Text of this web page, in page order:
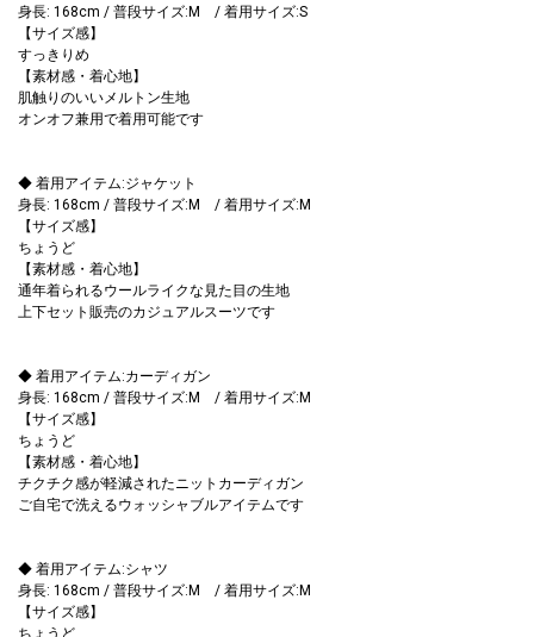
身長: 168cm / 普段サイズ:M / 着用サイズ:S
【サイズ感】
すっきりめ
【素材感・着心地】
肌触りのいいメルトン生地
オンオフ兼用で着用可能です
◆ 着用アイテム:ジャケット
身長: 168cm / 普段サイズ:M / 着用サイズ:M
【サイズ感】
ちょうど
【素材感・着心地】
通年着られるウールライクな見た目の生地
上下セット販売のカジュアルスーツです
◆ 着用アイテム:カーディガン
身長: 168cm / 普段サイズ:M / 着用サイズ:M
【サイズ感】
ちょうど
【素材感・着心地】
チクチク感が軽減されたニットカーディガン
ご自宅で洗えるウォッシャブルアイテムです
◆ 着用アイテム:シャツ
身長: 168cm / 普段サイズ:M / 着用サイズ:M
【サイズ感】
ちょうど